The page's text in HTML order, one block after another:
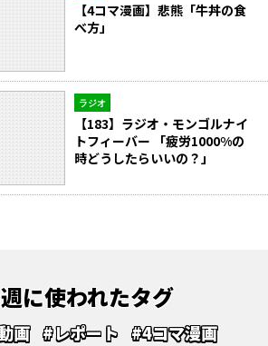
【4コマ漫画】悲熊「牛丼の食
べ方」
ラジオ
【183】ラジオ・モンゴルナイ
トフィーバー 「疲労1000%の
時どうしたらいいの？」
に使われたタグ
画 #レポート #4コマ漫画